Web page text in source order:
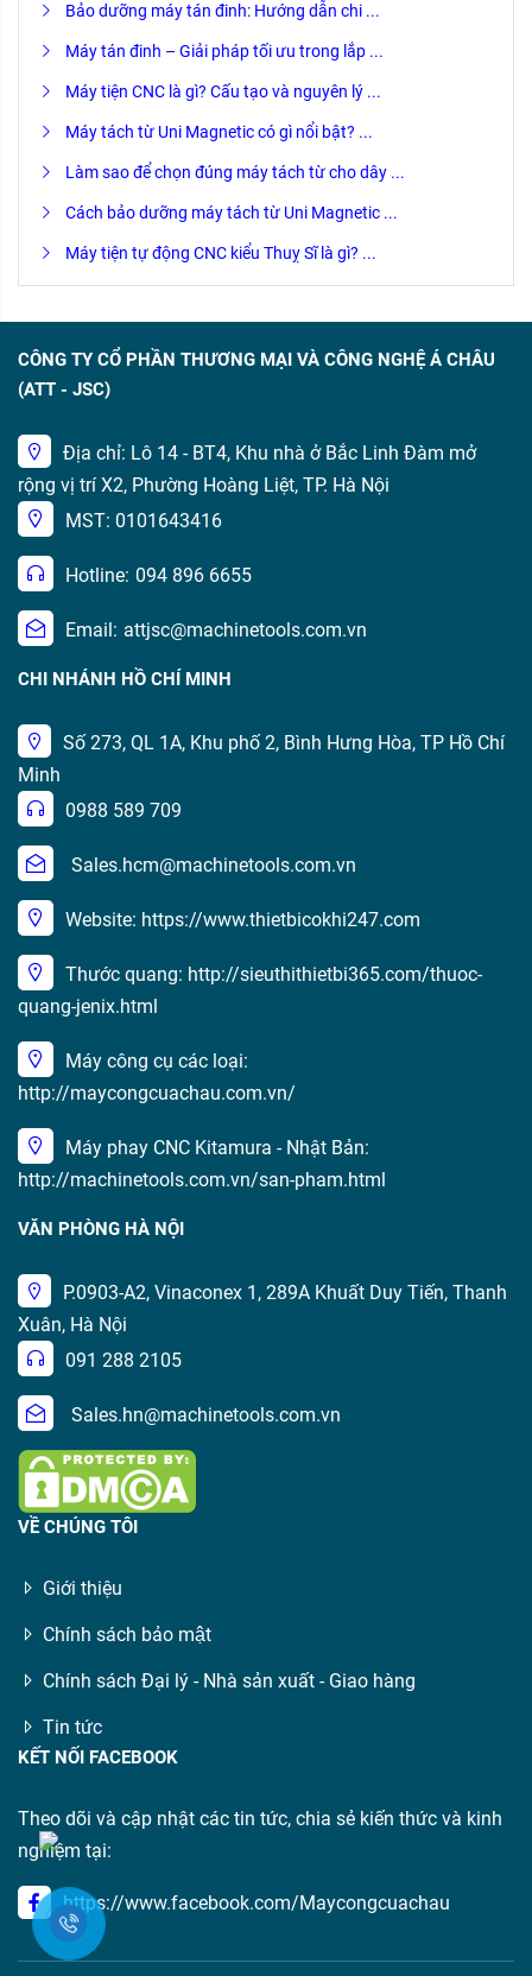
Bảo dưỡng máy tán đinh: Hướng dẫn chi ...
Máy tán đinh – Giải pháp tối ưu trong lắp ...
Máy tiện CNC là gì? Cấu tạo và nguyên lý ...
Máy tách từ Uni Magnetic có gì nổi bật? ...
Làm sao để chọn đúng máy tách từ cho dây ...
Cách bảo dưỡng máy tách từ Uni Magnetic ...
Máy tiện tự động CNC kiểu Thuỵ Sĩ là gì? ...
CÔNG TY CỔ PHẦN THƯƠNG MẠI VÀ CÔNG NGHỆ Á CHÂU
(ATT - JSC)
Địa chỉ: Lô 14 - BT4, Khu nhà ở Bắc Linh Đàm mở
rộng vị trí X2, Phường Hoàng Liệt, TP. Hà Nội
MST: 0101643416
Hotline: 094 896 6655
Email: attjsc@machinetools.com.vn
CHI NHÁNH HỒ CHÍ MINH
Số 273, QL 1A, Khu phố 2, Bình Hưng Hòa, TP Hồ Chí
Minh
0988 589 709
Sales.hcm@machinetools.com.vn
Website: https://www.thietbicokhi247.com
Thước quang: http://sieuthithietbi365.com/thuoc-
quang-jenix.html
Máy công cụ các loại:
http://maycongcuachau.com.vn/
Máy phay CNC Kitamura - Nhật Bản:
http://machinetools.com.vn/san-pham.html
VĂN PHÒNG HÀ NỘI
P.0903-A2, Vinaconex 1, 289A Khuất Duy Tiến, Thanh
Xuân, Hà Nội
091 288 2105
Sales.hn@machinetools.com.vn
VỀ CHÚNG TÔI
Giới thiệu
Chính sách bảo mật
Chính sách Đại lý - Nhà sản xuất - Giao hàng
Tin tức
KẾT NỐI FACEBOOK
Theo dõi và cập nhật các tin tức, chia sẻ kiến thức và kinh
nghiệm tại:
https://www.facebook.com/Maycongcuachau